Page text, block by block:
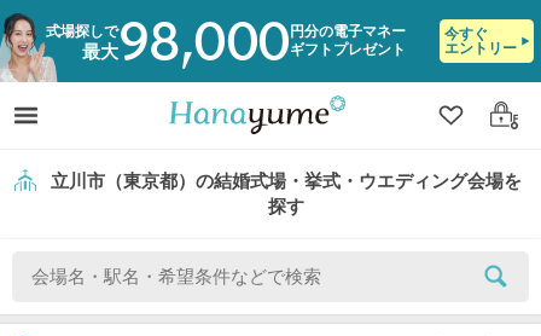
式場探しで
最大98,000 円分の電子マネー
ギフトプレゼント
今すぐ
エントリー
クリップ
ログ
立川市（東京都）の結婚式場・挙式・ウエディング会場を
探す